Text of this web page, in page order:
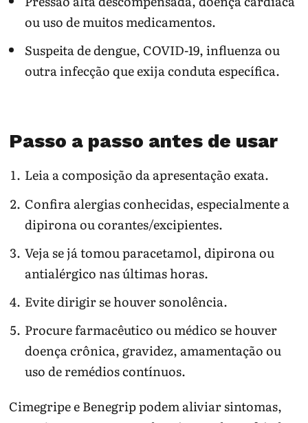
ou uso de muitos medicamentos.
Suspeita de dengue, COVID-19, influenza ou
outra infecção que exija conduta específica.
Passo a passo antes de usar
Leia a composição da apresentação exata.
Confira alergias conhecidas, especialmente a
dipirona ou corantes/excipientes.
Veja se já tomou paracetamol, dipirona ou
antialérgico nas últimas horas.
Evite dirigir se houver sonolência.
Procure farmacêutico ou médico se houver
doença crônica, gravidez, amamentação ou
uso de remédios contínuos.
Cimegripe e Benegrip podem aliviar sintomas,